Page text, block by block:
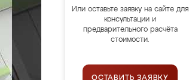
Или оставьте заявку на сайте для
консультации и
предварительного расчёта
стоимости.
ОСТАВИТЬ ЗАЯВКУ